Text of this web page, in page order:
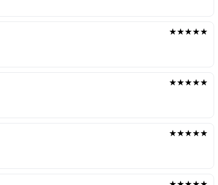
★★★★★
★★★★★
★★★★★